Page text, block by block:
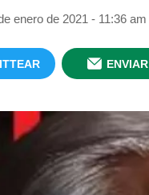
enero de 2021 - 11:36 am
ENVIAR